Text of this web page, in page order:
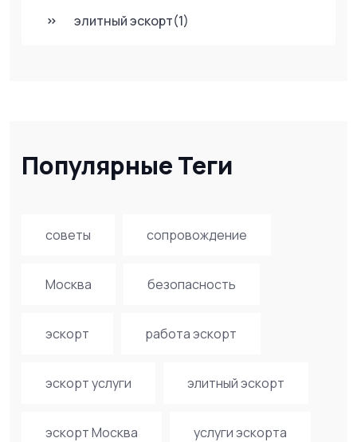
элитный эскорт(1)
Популярные Теги
советы сопровождение
Москва безопасность
эскорт работа эскорт
эскорт услуги элитный эскорт
эскорт Москва услуги эскорта